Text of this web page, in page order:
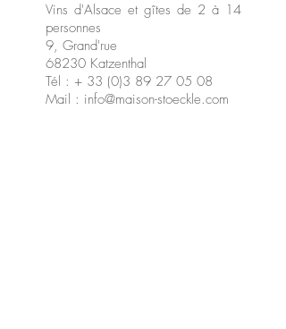
Vins d'Alsace et gîtes de 2 à 14
personnes
9, Grand'rue
68230 Katzenthal
Tél : + 33 (0)3 89 27 05 08
Mail : info@maison-stoeckle.com